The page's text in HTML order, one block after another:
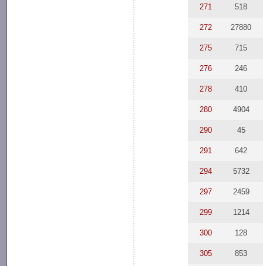
271 518
272 27880
275 715
276 246
278 410
280 4904
290 45
291 642
294 5732
297 2459
299 1214
300 128
305 853